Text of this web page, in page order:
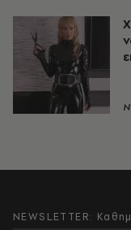
NEWSLETTER: